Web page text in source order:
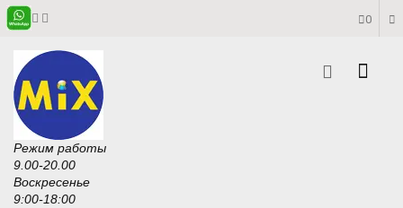
0
Режим работы
9.00-20.00
Воскресенье
9:00-18:00